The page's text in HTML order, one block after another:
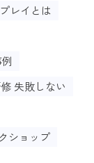
レイとは
失敗しない
ショップ